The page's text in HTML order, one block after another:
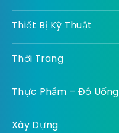
Thiết Bị Kỹ Thuật
Thời Trang
Thực Phẩm – Đồ Uống
Xây Dựng